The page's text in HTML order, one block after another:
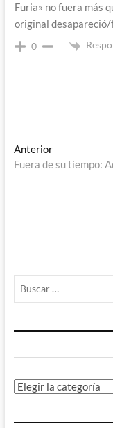
Furia» no fuera más
original
0
Navegación
de
AnteriorEntrada
anterior:
Fuera de su tiempo:
Categorías